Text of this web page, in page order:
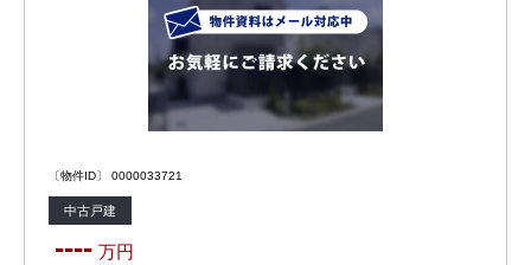
〔物件ID〕 0000033721
中古戸建
---- 万円